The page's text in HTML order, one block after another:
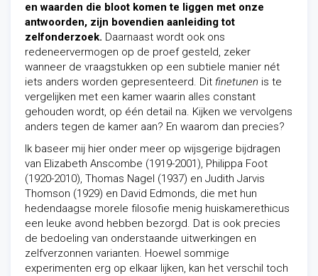
en waarden die bloot komen te liggen met onze
antwoorden, zijn bovendien aanleiding tot
zelfonderzoek. Daarnaast wordt ook ons
redeneervermogen op de proef gesteld, zeker
wanneer de vraagstukken op een subtiele manier nét
iets anders worden gepresenteerd. Dit finetunen is te
vergelijken met een kamer waarin alles constant
gehouden wordt, op één detail na. Kijken we vervolgens
anders tegen de kamer aan? En waarom dan precies?
Ik baseer mij hier onder meer op wijsgerige bijdragen
van Elizabeth Anscombe (1919-2001), Philippa Foot
(1920-2010), Thomas Nagel (1937) en Judith Jarvis
Thomson (1929) en David Edmonds, die met hun
hedendaagse morele filosofie menig huiskamerethicus
een leuke avond hebben bezorgd. Dat is ook precies
de bedoeling van onderstaande uitwerkingen en
zelfverzonnen varianten. Hoewel sommige
experimenten erg op elkaar lijken, kan het verschil toch